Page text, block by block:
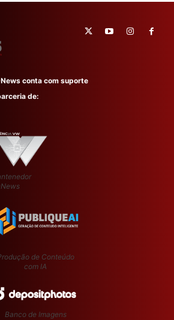
conta com suporte
de:
de Conteúdo
com IA
Banco de Imagens